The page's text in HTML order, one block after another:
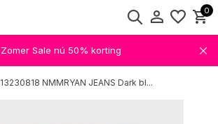
0
Zomer Sale nú 50% korting
13230818 NMMRYAN JEANS Dark bl...